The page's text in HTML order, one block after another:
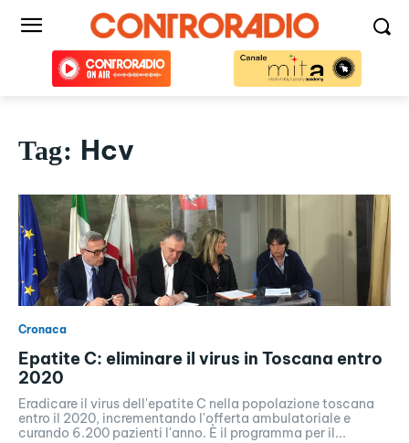
Tag: Hcv
Cronaca
Epatite C: eliminare il virus in Toscana entro
2020
Eradicare il virus dell'epatite C nella popolazione toscana
entro il 2020, incrementando l'offerta ambulatoriale e
curando 6.200 pazienti l'anno. È il programma per il...